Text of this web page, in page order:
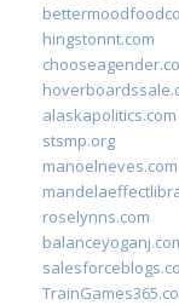
hingstonnt.com
alaskapolitics.com
stsmp.org
manoelneves.com
roselynns.com